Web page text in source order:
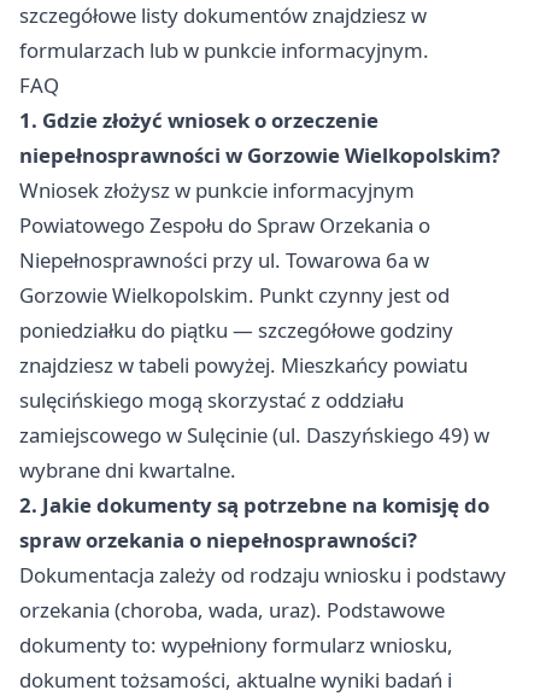
szczegółowe listy dokumentów znajdziesz w
formularzach lub w punkcie informacyjnym.
FAQ
1. Gdzie złożyć wniosek o orzeczenie
niepełnosprawności w Gorzowie Wielkopolskim?
Wniosek złożysz w punkcie informacyjnym
Powiatowego Zespołu do Spraw Orzekania o
Niepełnosprawności przy ul. Towarowa 6a w
Gorzowie Wielkopolskim. Punkt czynny jest od
poniedziałku do piątku — szczegółowe godziny
znajdziesz w tabeli powyżej. Mieszkańcy powiatu
sulęcińskiego mogą skorzystać z oddziału
zamiejscowego w Sulęcinie (ul. Daszyńskiego 49) w
wybrane dni kwartalne.
2. Jakie dokumenty są potrzebne na komisję do
spraw orzekania o niepełnosprawności?
Dokumentacja zależy od rodzaju wniosku i podstawy
orzekania (choroba, wada, uraz). Podstawowe
dokumenty to: wypełniony formularz wniosku,
dokument tożsamości, aktualne wyniki badań i